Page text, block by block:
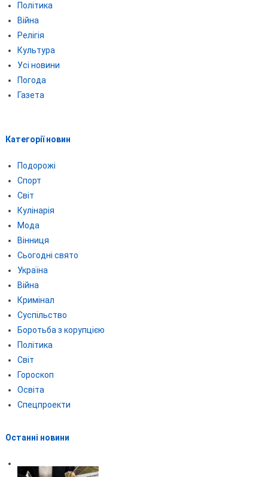
Політика
Війна
Релігія
Культура
Усі новини
Погода
Газета
Категорії новин
Подорожі
Спорт
Світ
Кулінарія
Мода
Вінниця
Сьогодні свято
Україна
Війна
Кримінал
Суспільство
Боротьба з корупцією
Політика
Світ
Гороскоп
Освіта
Спецпроекти
Останні новини